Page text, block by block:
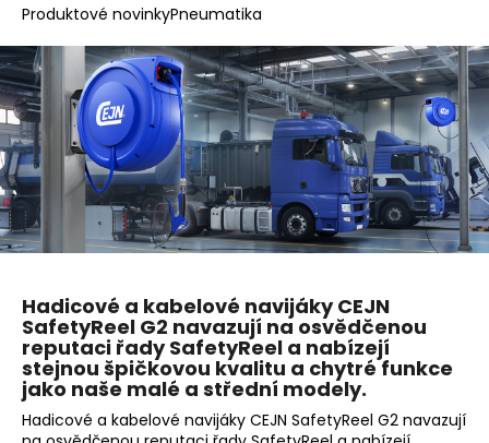
Produktové novinkyPneumatika
Hadicové a kabelové navijáky CEJN
SafetyReel G2 navazují na osvědčenou
reputaci řady SafetyReel a nabízejí
stejnou špičkovou kvalitu a chytré funkce
jako naše malé a střední modely.
Hadicové a kabelové navijáky CEJN SafetyReel G2 navazují
a
j
í
t
?
HLEDAT
D
o
p
o
r